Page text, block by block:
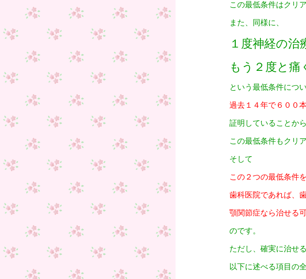
この最低条件はクリ
また、同様に、
１度神経の治
もう２度と痛
という最低条件につい
過去１４年で６００
証明していることから
この最低条件もクリ
そして
この２つの最低条件
歯科医院であれば、
顎関節症なら治せる
のです。
ただし、確実に治せ
以下に述べる項目の